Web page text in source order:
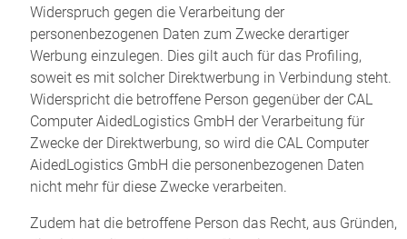
Widerspruch gegen die Verarbeitung der
personenbezogenen Daten zum Zwecke derartiger
Werbung einzulegen. Dies gilt auch für das Profiling,
soweit es mit solcher Direktwerbung in Verbindung steht.
Widerspricht die betroffene Person gegenüber der CAL
Computer AidedLogistics GmbH der Verarbeitung für
Zwecke der Direktwerbung, so wird die CAL Computer
AidedLogistics GmbH die personenbezogenen Daten
nicht mehr für diese Zwecke verarbeiten.
Zudem hat die betroffene Person das Recht, aus Gründen,